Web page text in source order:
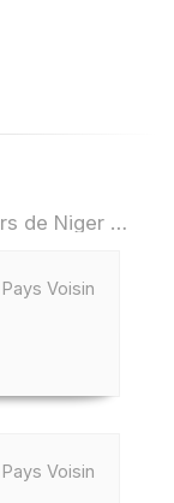
Quels pays se situent aux alentours de Niger par exemple pour des voyage ou des vols
Pays Voisin
Pays Voisin